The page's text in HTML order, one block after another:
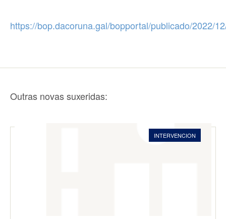
https://bop.dacoruna.gal/bopportal/publicado/2022/
Outras novas suxeridas:
INTERVENCION